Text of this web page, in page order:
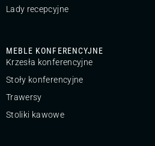
Lady recepcyjne
MEBLE KONFERENCYJNE
Krzesła konferencyjne
Stoły konferencyjne
Trawersy
Stoliki kawowe